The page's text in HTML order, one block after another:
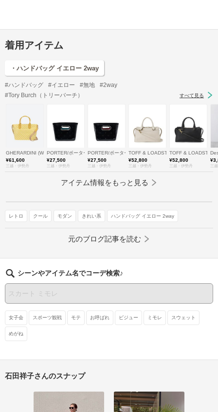
着用アイテム
・ハンドバッグ イエロー 2way
#ハンドバッグ #イエロー #無地
#2way
#Tory Burch（トリーバーチ）
すべて見る
GHERARDINI (Women)/ゲラルディーニ
¥61,600
三越・伊勢丹
PORTER/ポーター
¥27,500
三越・伊勢丹
PORTER/ポーター
¥27,500
三越・伊勢丹
TOFF & LOADSTONE (Women/Men)/
¥52,800
三越・伊勢丹
TOFF &
¥52,800
三越・伊勢丹 三
アイテム情報をもっと見る
レトロ クール モダン きれい系 ハンドバッグ イエロー 2way
元のブログ記事を読む
シーンやアイテム名でコーデ検索♪
女子会 スポーツ観戦 モテ お呼ばれ ビジュー ミモレ スウェット
めがね
石田祥子さんのスナップ